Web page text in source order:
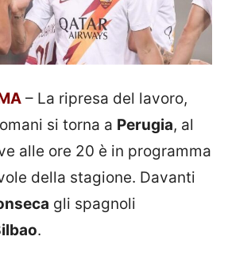
– La ripresa del lavoro,
si torna a Perugia, al
alle ore 20 è in programma
della stagione. Davanti
gli spagnoli
.